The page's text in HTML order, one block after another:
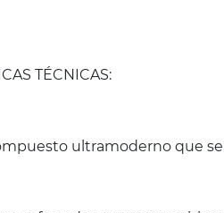
TÉCNICAS:
ultramoderno que